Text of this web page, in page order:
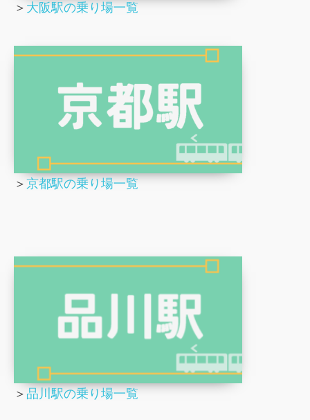
＞ 大阪駅の乗り場一覧
＞ 京都駅の乗り場一覧
＞ 品川駅の乗り場一覧